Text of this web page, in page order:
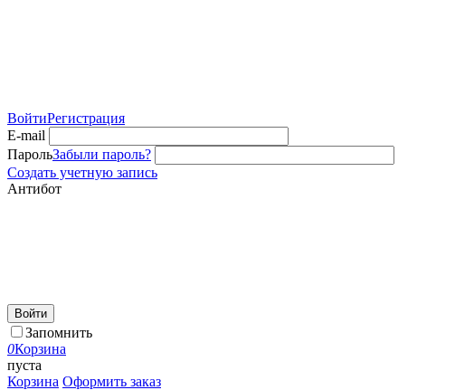
ВойтиРегистрация
E-mail
ПарольЗабыли пароль?
Создать учетную запись
Антибот
Войти
Запомнить
0Корзина
пуста
Корзина Оформить заказ